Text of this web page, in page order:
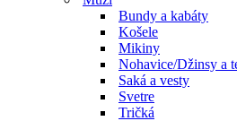
Bundy a kabáty
Košele
Mikiny
Nohavice/Džinsy a
Saká a vesty
Svetre
Tričká